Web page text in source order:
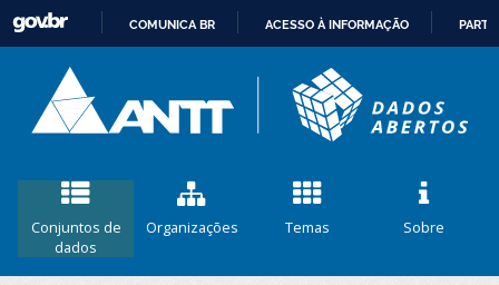
CONTEÚDO
COMUNICA BR ACESSO À INFORMAÇÃO
Conjuntos de
dados
Organizações Temas Sobre